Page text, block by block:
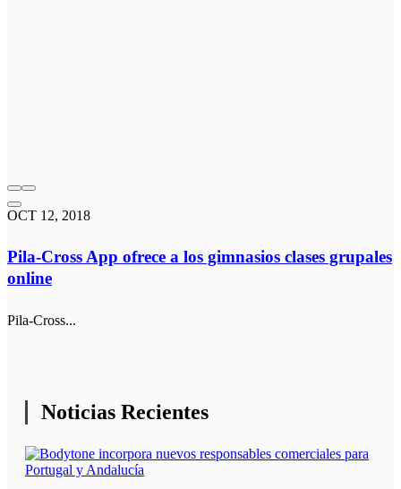
OCT 12, 2018
Pila-Cross App ofrece a los gimnasios clases grupales
online
Pila-Cross...
Noticias Recientes